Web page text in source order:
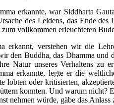
erkannte, war Siddharta
des Leidens, das Ende
zum vollkommen erleuchteten
erkannt, verstehen wir die
den Buddha, das Dhamma
Natur unseres Verhaltens zu
erkannte, legte er die
lobten oder kritisierten,
konnten. Und warum nicht?
nehmen würde, gäbe das Anlass